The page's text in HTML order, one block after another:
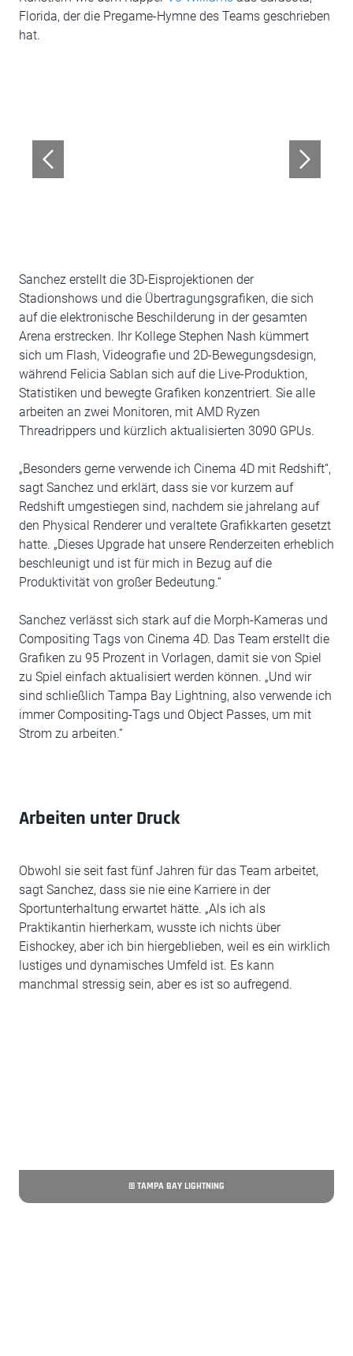
Florida, der die Pregame-Hymne des Teams geschrieben
hat.
Sanchez erstellt die 3D-Eisprojektionen der
Stadionshows und die Übertragungsgrafiken, die sich
auf die elektronische Beschilderung in der gesamten
Arena erstrecken. Ihr Kollege Stephen Nash kümmert
sich um Flash, Videografie und 2D-Bewegungsdesign,
während Felicia Sablan sich auf die Live-Produktion,
Statistiken und bewegte Grafiken konzentriert. Sie alle
arbeiten an zwei Monitoren, mit AMD Ryzen
Threadrippers und kürzlich aktualisierten 3090 GPUs.
„Besonders gerne verwende ich Cinema 4D mit Redshift“,
sagt Sanchez und erklärt, dass sie vor kurzem auf
Redshift umgestiegen sind, nachdem sie jahrelang auf
den Physical Renderer und veraltete Grafikkarten gesetzt
hatte. „Dieses Upgrade hat unsere Renderzeiten erheblich
beschleunigt und ist für mich in Bezug auf die
Produktivität von großer Bedeutung.“
Sanchez verlässt sich stark auf die Morph-Kameras und
Compositing Tags von Cinema 4D. Das Team erstellt die
Grafiken zu 95 Prozent in Vorlagen, damit sie von Spiel
zu Spiel einfach aktualisiert werden können. „Und wir
sind schließlich Tampa Bay Lightning, also verwende ich
immer Compositing-Tags und Object Passes, um mit
Strom zu arbeiten.“
Arbeiten unter Druck
Obwohl sie seit fast fünf Jahren für das Team arbeitet,
sagt Sanchez, dass sie nie eine Karriere in der
Sportunterhaltung erwartet hätte. „Als ich als
Praktikantin hierherkam, wusste ich nichts über
Eishockey, aber ich bin hiergeblieben, weil es ein wirklich
lustiges und dynamisches Umfeld ist. Es kann
manchmal stressig sein, aber es ist so aufregend.
© TAMPA BAY LIGHTNING